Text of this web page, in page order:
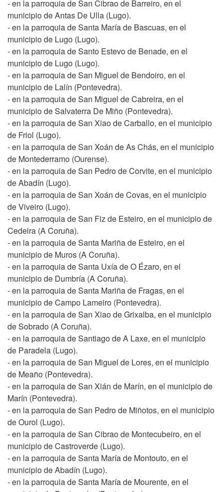
- en la parroquia de San Cibrao de Barreiro, en el
municipio de Antas De Ulla (Lugo).
- en la parroquia de Santa María de Bascuas, en el
municipio de Lugo (Lugo).
- en la parroquia de Santo Estevo de Benade, en el
municipio de Lugo (Lugo).
- en la parroquia de San Miguel de Bendoiro, en el
municipio de Lalín (Pontevedra).
- en la parroquia de San Miguel de Cabreira, en el
municipio de Salvaterra De Miño (Pontevedra).
- en la parroquia de San Xiao de Carballo, en el municipio
de Friol (Lugo).
- en la parroquia de San Xoán de As Chás, en el municipio
de Montederramo (Ourense).
- en la parroquia de San Pedro de Corvite, en el municipio
de Abadín (Lugo).
- en la parroquia de San Xoán de Covas, en el municipio
de Viveiro (Lugo).
- en la parroquia de San Fiz de Esteiro, en el municipio de
Cedeira (A Coruña).
- en la parroquia de Santa Mariña de Esteiro, en el
municipio de Muros (A Coruña).
- en la parroquia de Santa Uxía de O Ézaro, en el
municipio de Dumbría (A Coruña).
- en la parroquia de Santa Mariña de Fragas, en el
municipio de Campo Lameiro (Pontevedra).
- en la parroquia de San Xiao de Grixalba, en el municipio
de Sobrado (A Coruña).
- en la parroquia de Santiago de A Laxe, en el municipio
de Paradela (Lugo).
- en la parroquia de San Miguel de Lores, en el municipio
de Meaño (Pontevedra).
- en la parroquia de San Xián de Marín, en el municipio de
Marín (Pontevedra).
- en la parroquia de San Pedro de Miñotos, en el municipio
de Ourol (Lugo).
- en la parroquia de San Cibrao de Montecubeiro, en el
municipio de Castroverde (Lugo).
- en la parroquia de Santa María de Montouto, en el
municipio de Abadín (Lugo).
- en la parroquia de Santa María de Mourente, en el